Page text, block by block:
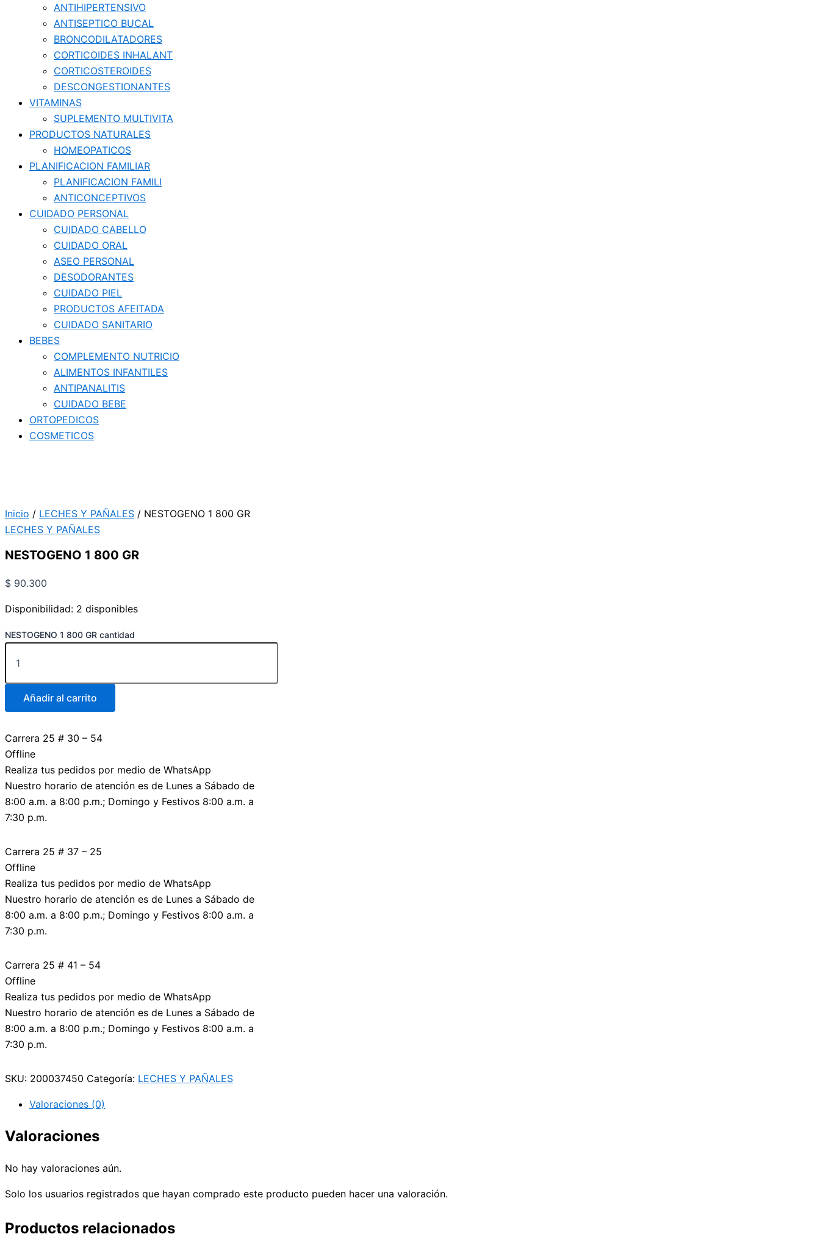
ANTIHIPERTENSIVO
ANTISEPTICO BUCAL
BRONCODILATADORES
CORTICOIDES INHALANT
CORTICOSTEROIDES
DESCONGESTIONANTES
VITAMINAS
SUPLEMENTO MULTIVITA
PRODUCTOS NATURALES
HOMEOPATICOS
PLANIFICACION FAMILIAR
PLANIFICACION FAMILI
ANTICONCEPTIVOS
CUIDADO PERSONAL
CUIDADO CABELLO
CUIDADO ORAL
ASEO PERSONAL
DESODORANTES
CUIDADO PIEL
PRODUCTOS AFEITADA
CUIDADO SANITARIO
BEBES
COMPLEMENTO NUTRICIO
ALIMENTOS INFANTILES
ANTIPANALITIS
CUIDADO BEBE
ORTOPEDICOS
COSMETICOS
Inicio / LECHES Y PAÑALES / NESTOGENO 1 800 GR
LECHES Y PAÑALES
NESTOGENO 1 800 GR
$ 90.300
Disponibilidad: 2 disponibles
NESTOGENO 1 800 GR cantidad
Añadir al carrito
Carrera 25 # 30 – 54
Offline
Realiza tus pedidos por medio de WhatsApp
Nuestro horario de atención es de Lunes a Sábado de
8:00 a.m. a 8:00 p.m.; Domingo y Festivos 8:00 a.m. a
7:30 p.m.
Carrera 25 # 37 – 25
Offline
Realiza tus pedidos por medio de WhatsApp
Nuestro horario de atención es de Lunes a Sábado de
8:00 a.m. a 8:00 p.m.; Domingo y Festivos 8:00 a.m. a
7:30 p.m.
Carrera 25 # 41 – 54
Offline
Realiza tus pedidos por medio de WhatsApp
Nuestro horario de atención es de Lunes a Sábado de
8:00 a.m. a 8:00 p.m.; Domingo y Festivos 8:00 a.m. a
7:30 p.m.
SKU: 200037450 Categoría: LECHES Y PAÑALES
Valoraciones (0)
Valoraciones
No hay valoraciones aún.
Solo los usuarios registrados que hayan comprado este producto pueden hacer una valoración.
Productos relacionados